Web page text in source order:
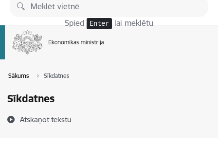
Pāriet uz lapas saturu
Spied Enter lai meklētu
Sākums Sīkdatnes
Sīkdatnes
Atskaņot tekstu